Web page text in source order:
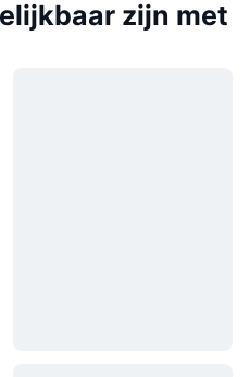
zijn met